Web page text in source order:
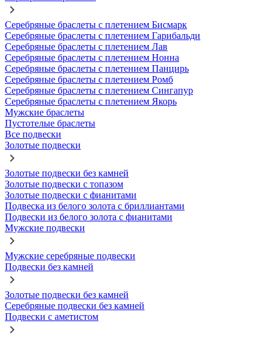
Серебряные браслеты с плетением Бисмарк
Серебряные браслеты с плетением Гарибальди
Серебряные браслеты с плетением Лав
Серебряные браслеты с плетением Нонна
Серебряные браслеты с плетением Панцирь
Серебряные браслеты с плетением Ромб
Серебряные браслеты с плетением Сингапур
Серебряные браслеты с плетением Якорь
Мужские браслеты
Пустотелые браслеты
Все подвески
Золотые подвески
Золотые подвески без камней
Золотые подвески с топазом
Золотые подвески с фианитами
Подвеска из белого золота с бриллиантами
Подвески из белого золота с фианитами
Мужские подвески
Мужские серебряные подвески
Подвески без камней
Золотые подвески без камней
Серебряные подвески без камней
Подвески с аметистом